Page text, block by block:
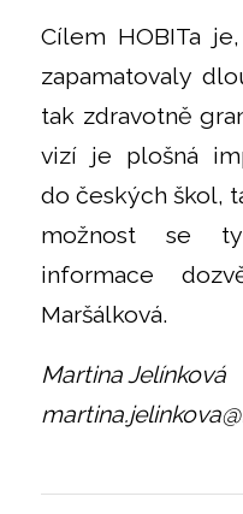
Cílem HOBITa
zapamatovaly
tak zdravotně
vizí je plošná
do českých škol,
možnost se
informace
Maršálková.
Martina Jelínková